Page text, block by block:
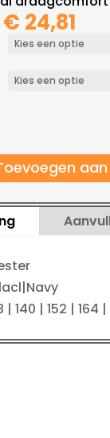
prijs
€ 34,95.
€ 24,81
prijs
€
| 140 | 152 | 164